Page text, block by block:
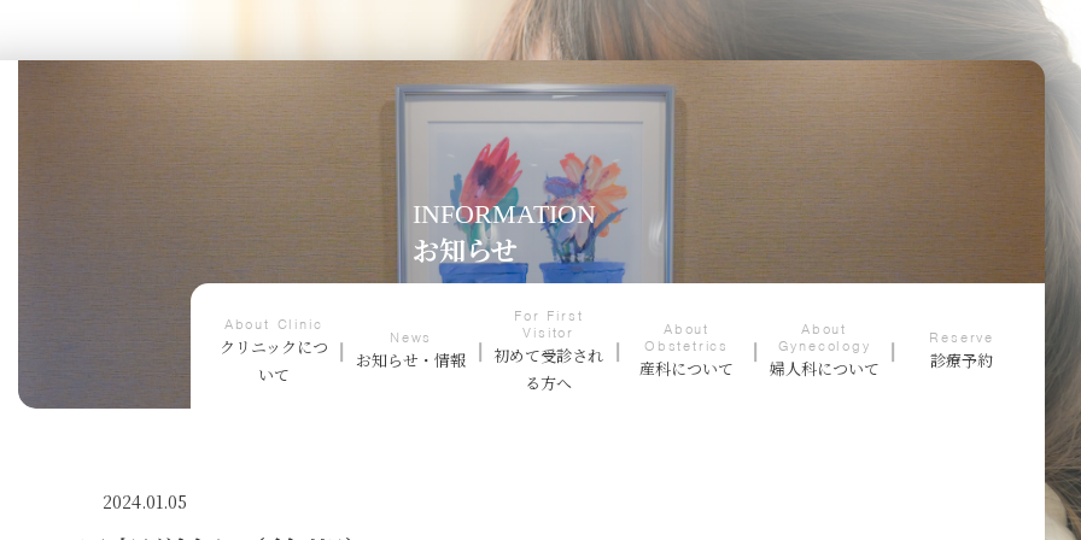
INFORMATION
お知らせ
About Clinic
クリニックにつ
いて
News
お知らせ・情報
For First
Visitor
初めて受診され
る方へ
About
Obstetrics
産科について
About
Gynecology
婦人科について
Reserve
診療予約
2024.01.05